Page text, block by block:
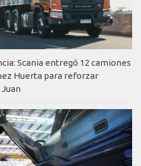
Scania entregó 12 camiones
Huerta para reforzar